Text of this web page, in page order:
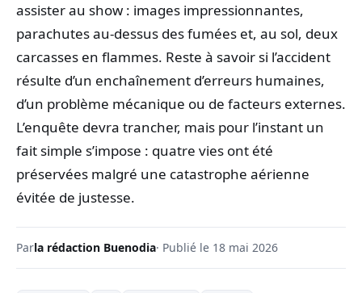
assister au show : images impressionnantes,
parachutes au-dessus des fumées et, au sol, deux
carcasses en flammes. Reste à savoir si l’accident
résulte d’un enchaînement d’erreurs humaines,
d’un problème mécanique ou de facteurs externes.
L’enquête devra trancher, mais pour l’instant un
fait simple s’impose : quatre vies ont été
préservées malgré une catastrophe aérienne
évitée de justesse.
Parla rédaction Buenodia· Publié le 18 mai 2026